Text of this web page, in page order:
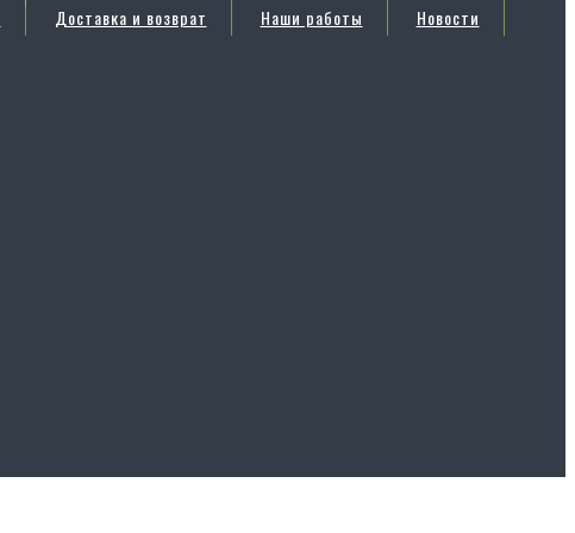
Доставка и возврат Наши работы
Новости